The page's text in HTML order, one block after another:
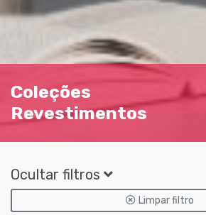
Coleções
Revestimentos
Ocultar filtros
Limpar filtro